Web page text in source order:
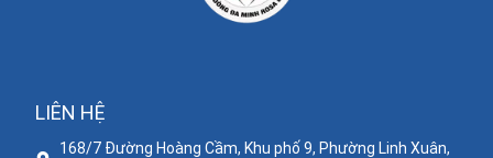
LIÊN HỆ
168/7 Đường Hoàng Cầm, Khu phố 9, Phường Linh Xuân,